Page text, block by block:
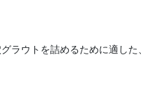
ラウトを詰めるために適した、